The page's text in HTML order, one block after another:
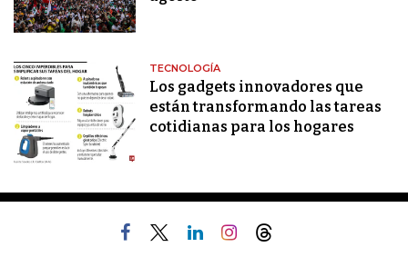
TECNOLOGÍA
Los gadgets innovadores que
están transformando las tareas
cotidianas para los hogares